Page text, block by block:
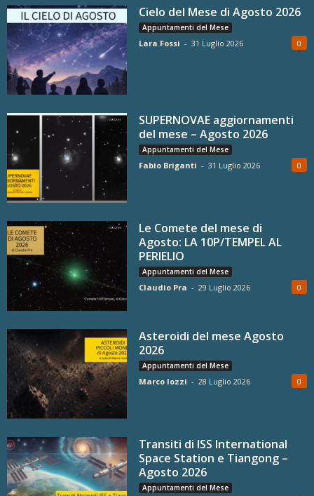
Cielo del Mese di Agosto 2026
Appuntamenti del Mese
Lara Fossi - 31 Luglio 2026 0
SUPERNOVAE aggiornamenti
del mese – Agosto 2026
Appuntamenti del Mese
Fabio Briganti - 31 Luglio 2026 0
Le Comete del mese di
Agosto: LA 10P/TEMPEL AL
PERIELIO
Appuntamenti del Mese
Claudio Pra - 29 Luglio 2026 0
Asteroidi del mese Agosto
2026
Appuntamenti del Mese
Marco Iozzi - 28 Luglio 2026 0
Transiti di ISS International
Space Station e Tiangong –
Agosto 2026
Appuntamenti del Mese